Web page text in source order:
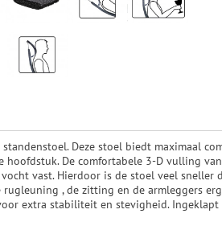
standenstoel. Deze stoel biedt maximaal
hoofdstuk. De comfortabele 3-D vulling
vast. Hierdoor is de stoel veel
rugleuning , de zitting en de armleggers
extra stabiliteit en stevigheid.